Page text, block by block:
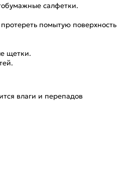
салфетки.
помытую поверхность
щетки.
влаги и перепадов